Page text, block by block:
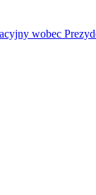
wobec